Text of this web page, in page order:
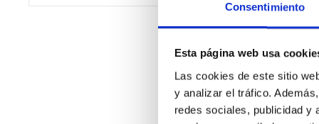
Consentimiento
Esta página web usa
Las cookies de este sitio
y analizar el tráfico.
redes sociales, publicidad y